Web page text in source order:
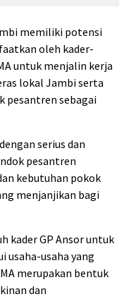
memiliki potensi
oleh kader-
untuk menjalin kerja
lokal Jambi serta
pesantren sebagai
serius dan
pesantren
kebutuhan pokok
menjanjikan bagi
kader GP Ansor untuk
usaha yang
merupakan bentuk
dan